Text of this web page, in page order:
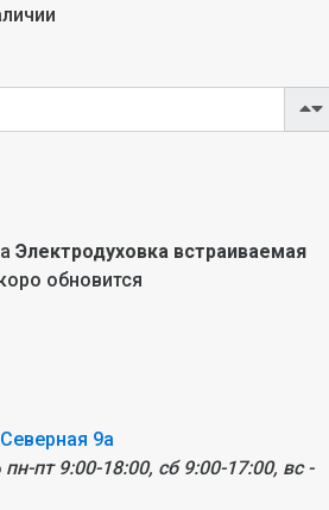
Электродуховка встраиваемая
обновится
9а
пн-пт 9:00-18:00, сб 9:00-17:00, вс -